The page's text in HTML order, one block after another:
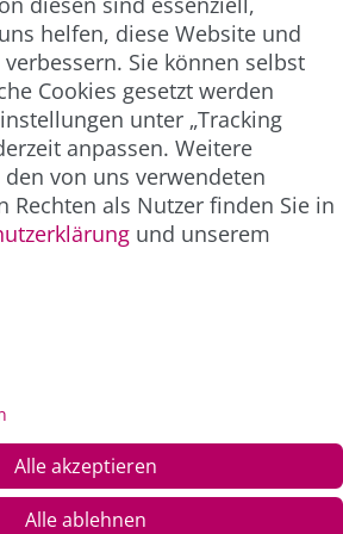
handelt es sich um ein Pflichtfeld.
MwSt. zzgl.
helfen, diese Website und
Sie können selbst
Cookies gesetzt werden
unter „Tracking
anpassen. Weitere
von uns verwendeten
Rechten als Nutzer finden Sie in
und unserem
Alle akzeptieren
Alle ablehnen
Rechte vorbehalten. |